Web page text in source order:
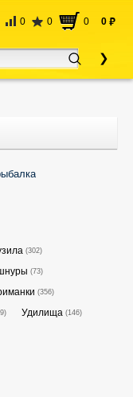
0 0 0 0 руб
(302)
(73)
(356)
Удилища (146)